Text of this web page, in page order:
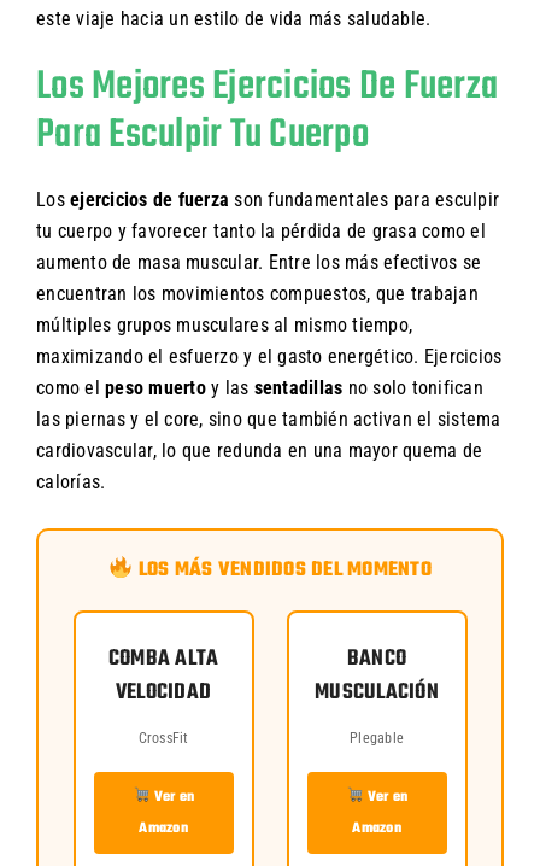
este viaje hacia un estilo de vida más saludable.
Los Mejores Ejercicios De Fuerza
Para Esculpir Tu Cuerpo
Los ejercicios de fuerza son fundamentales para esculpir
tu cuerpo y favorecer tanto la pérdida de grasa como el
aumento de masa muscular. Entre los más efectivos se
encuentran los movimientos compuestos, que trabajan
múltiples grupos musculares al mismo tiempo,
maximizando el esfuerzo y el gasto energético. Ejercicios
como el peso muertoy las sentadillas no solo tonifican
las piernas y el core, sino que también activan el sistema
cardiovascular, lo que redunda en una mayor quema de
calorías.
LOS MÁS VENDIDOS DEL MOMENTO
COMBA ALTA
VELOCIDAD
CrossFit
Ver en
Amazon
BANCO
MUSCULACIÓN
Plegable
Ver en
Amazon